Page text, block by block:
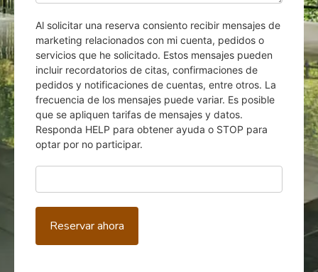
Al solicitar una reserva consiento recibir mensajes de
marketing relacionados con mi cuenta, pedidos o
servicios que he solicitado. Estos mensajes pueden
incluir recordatorios de citas, confirmaciones de
pedidos y notificaciones de cuentas, entre otros. La
frecuencia de los mensajes puede variar. Es posible
que se apliquen tarifas de mensajes y datos.
Responda HELP para obtener ayuda o STOP para
optar por no participar.
Reservar ahora